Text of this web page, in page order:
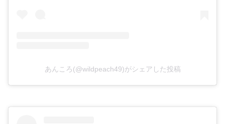
あんころ(@wildpeach49)がシェアした投稿